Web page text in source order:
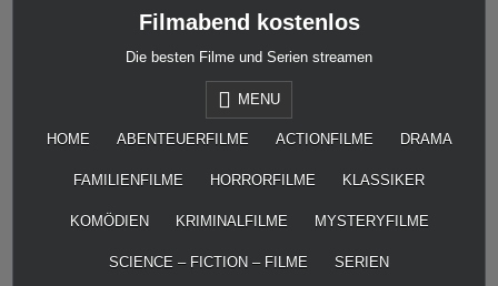
Filmabend kostenlos
Die besten Filme und Serien streamen
MENU
HOME ABENTEUERFILME ACTIONFILME DRAMA
FAMILIENFILME HORRORFILME KLASSIKER
KOMÖDIEN KRIMINALFILME MYSTERYFILME
SCIENCE – FICTION – FILME SERIEN